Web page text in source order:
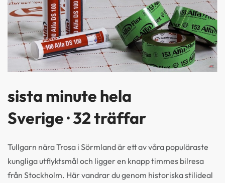
sista minute hela
Sverige · 32 träffar
Tullgarn nära Trosa i Sörmland är ett av våra populäraste
kungliga utflyktsmål och ligger en knapp timmes bilresa
från Stockholm. Här vandrar du genom historiska stilideal